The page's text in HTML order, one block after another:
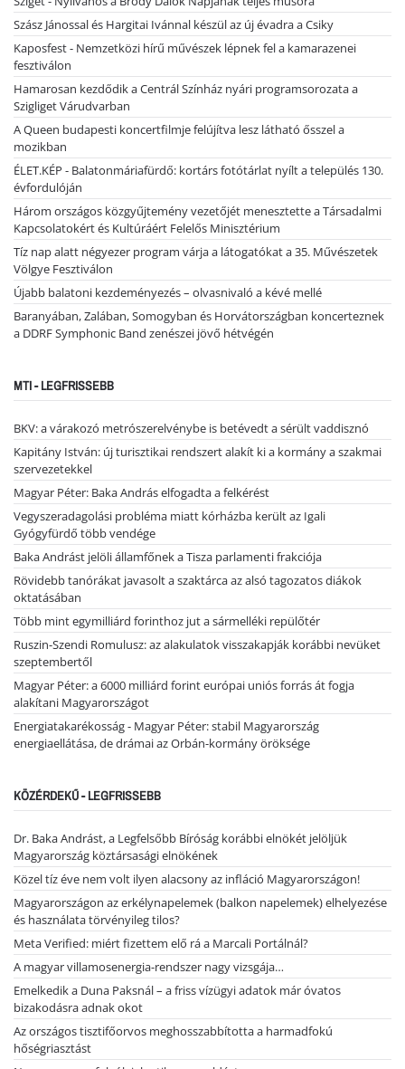
Szász Jánossal és Hargitai Ivánnal készül az új évadra a Csiky
Kaposfest - Nemzetközi hírű művészek lépnek fel a kamarazenei
fesztiválon
Hamarosan kezdődik a Centrál Színház nyári programsorozata a
Szigliget Várudvarban
A Queen budapesti koncertfilmje felújítva lesz látható ősszel a
mozikban
ÉLET.KÉP - Balatonmáriafürdő: kortárs fotótárlat nyílt a település 130.
évfordulóján
Három országos közgyűjtemény vezetőjét menesztette a Társadalmi
Kapcsolatokért és Kultúráért Felelős Minisztérium
Tíz nap alatt négyezer program várja a látogatókat a 35. Művészetek
Völgye Fesztiválon
Újabb balatoni kezdeményezés – olvasnivaló a kévé mellé
Baranyában, Zalában, Somogyban és Horvátországban koncerteznek
a DDRF Symphonic Band zenészei jövő hétvégén
MTI - LEGFRISSEBB
BKV: a várakozó metrószerelvénybe is betévedt a sérült vaddisznó
Kapitány István: új turisztikai rendszert alakít ki a kormány a szakmai
szervezetekkel
Magyar Péter: Baka András elfogadta a felkérést
Vegyszeradagolási probléma miatt kórházba került az Igali
Gyógyfürdő több vendége
Baka Andrást jelöli államfőnek a Tisza parlamenti frakciója
Rövidebb tanórákat javasolt a szaktárca az alsó tagozatos diákok
oktatásában
Több mint egymilliárd forinthoz jut a sármelléki repülőtér
Ruszin-Szendi Romulusz: az alakulatok visszakapják korábbi nevüket
szeptembertől
Magyar Péter: a 6000 milliárd forint európai uniós forrás át fogja
alakítani Magyarországot
Energiatakarékosság - Magyar Péter: stabil Magyarország
energiaellátása, de drámai az Orbán-kormány öröksége
KÖZÉRDEKŰ - LEGFRISSEBB
Dr. Baka Andrást, a Legfelsőbb Bíróság korábbi elnökét jelöljük
Magyarország köztársasági elnökének
Közel tíz éve nem volt ilyen alacsony az infláció Magyarországon!
Magyarországon az erkélynapelemek (balkon napelemek) elhelyezése
és használata törvényileg tilos?
Meta Verified: miért fizettem elő rá a Marcali Portálnál?
A magyar villamosenergia-rendszer nagy vizsgája…
Emelkedik a Duna Paksnál – a friss vízügyi adatok már óvatos
bizakodásra adnak okot
Az országos tisztifőorvos meghosszabbította a harmadfokú
hőségriasztást